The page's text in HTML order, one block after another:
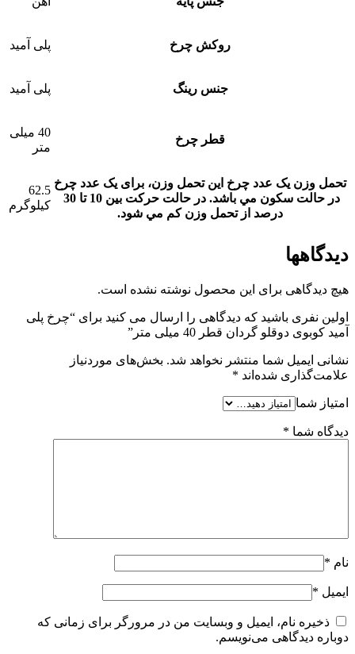
روکش چرخ پلی آمید
جنس رینگ پلی آمید
قطر چرخ
40 میلی
متر
تحمل وزن یک عدد چرخ این تحمل وزن، برای يک عدد چرخ
درصد از تحمل وزن کم مي شود.
62.5
کیلوگرم
دیدگاهها
هیچ دیدگاهی برای این محصول نوشته نشده است.
اولین نفری باشید که دیدگاهی را ارسال می کنید برای “چرخ پلی
آمید کوبوی دوقلو گردان قطر 40 میلی متر”
نشانی ایمیل شما منتشر نخواهد شد. بخش‌های موردنیاز
علامت‌گذاری شده‌اند *
امتیاز شما
دیدگاه شما *
نام *
ایمیل *
ذخیره نام، ایمیل و وبسایت من در مرورگر برای زمانی که
دوباره دیدگاهی می‌نویسم.